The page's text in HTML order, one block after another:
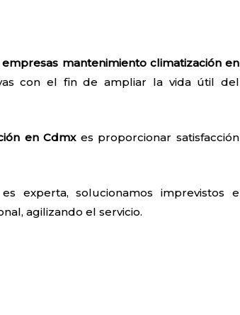
empresas mantenimiento climatizaciónen
con el fin de ampliar la vida útil del
en Cdmxes proporcionar satisfacción
experta, solucionamos imprevistos e
agilizando el servicio.